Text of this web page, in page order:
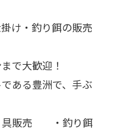
け・釣り餌の販売
で大歓迎！
ある豊洲で、手ぶ
具販売 ・釣り餌